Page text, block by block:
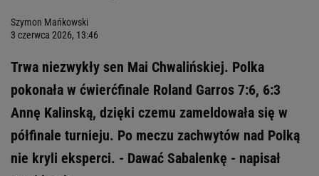
Szymon Mańkowski
3 czerwca 2026, 13:46
Trwa niezwykły sen Mai Chwalińskiej. Polka
pokonała w ćwierćfinale Roland Garros 7:6, 6:3
Annę Kalinską, dzięki czemu zameldowała się w
półfinale turnieju. Po meczu zachwytów nad Polką
nie kryli eksperci. - Dawać Sabalenkę - napisał